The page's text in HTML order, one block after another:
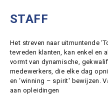
STAFF
Het streven naar uitmuntende
tevreden klanten, kan enkel en
vormt van dynamische,
medewerkers, die elke dag
en ‘winning – spirit' bewijzen.
aan opleidingen